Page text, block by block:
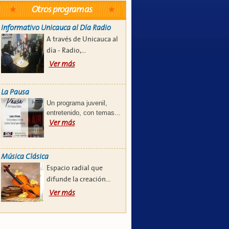
Otros programas
Informativo Unicauca al Día Radio
A través de Unicauca al
día - Radio,...
Ver más
La Pausa
Un programa juvenil,
entretenido, con temas...
Ver más
Música Clásica
Espacio radial que
difunde la creación...
Ver más